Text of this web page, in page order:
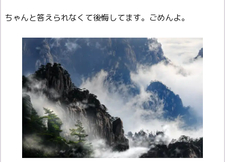
ちゃんと答えられなくて後悔してます。ごめんよ。